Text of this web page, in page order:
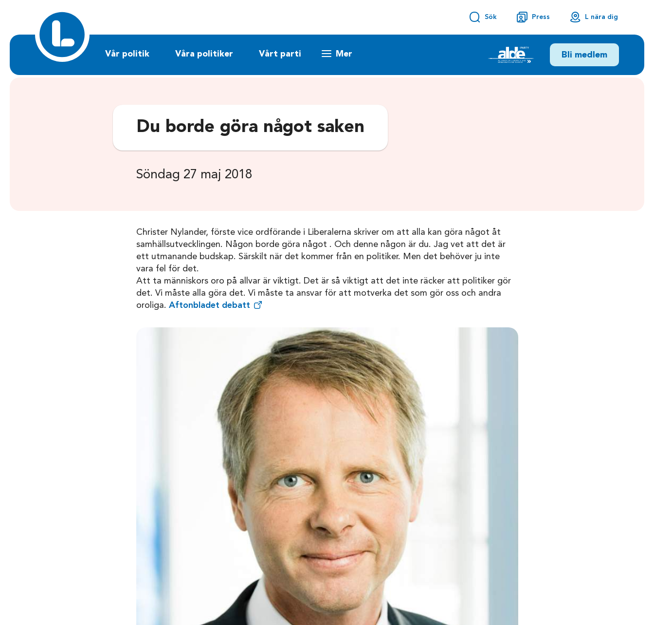
Sök Press L nära dig
Vår politik Våra politiker Vårt parti Mer Bli medlem
Du borde göra något saken
Söndag 27 maj 2018
Christer Nylander, förste vice ordförande i Liberalerna skriver om att alla kan göra något åt
samhällsutvecklingen. Någon borde göra något . Och denne någon är du. Jag vet att det är
ett utmanande budskap. Särskilt när det kommer från en politiker. Men det behöver ju inte
vara fel för det.
Att ta människors oro på allvar är viktigt. Det är så viktigt att det inte räcker att politiker gör
det. Vi måste alla göra det. Vi måste ta ansvar för att motverka det som gör oss och andra
oroliga. Aftonbladet debatt